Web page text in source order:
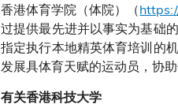
香港体育学院（体院）（
过提供最先进并以事实为基础
指定执行本地精英体育培训的
发展具体育天赋的运动员，协
有关香港科技大学